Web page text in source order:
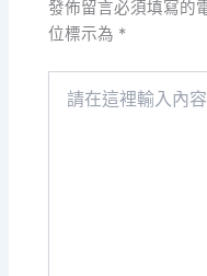
發佈留言必須填寫的
位標示為 *